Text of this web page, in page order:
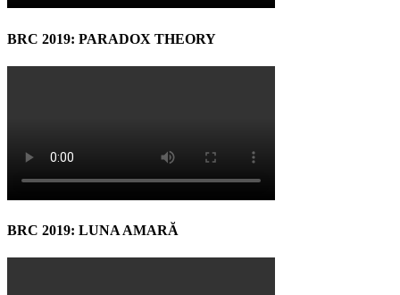
BRC 2019: PARADOX THEORY
BRC 2019: LUNA AMARĂ